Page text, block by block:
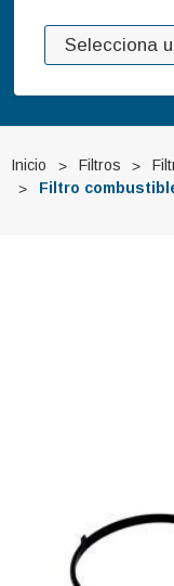
Inicio Filtros
Filtro combustible